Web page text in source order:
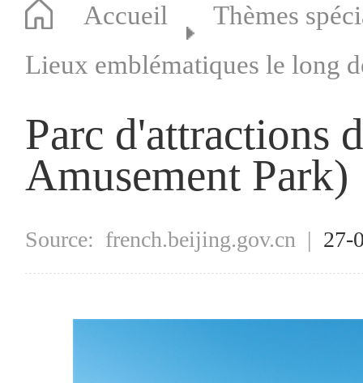
Accueil
Thèmes
Lieux emblématiques le long
Parc d'attractions
Amusement Park)
Source: french.beijing.gov.cn | 27-